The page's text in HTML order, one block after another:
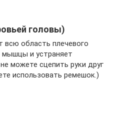
головы)
всю область плечевого
мышцы и устраняет
можете сцепить руки друг
использовать ремешок.)